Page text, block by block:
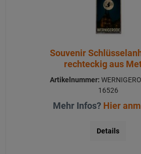
Souvenir
rechteckig aus
Wernigerode
Artikelnummer:
16526
Mehr Infos? Hier
Details